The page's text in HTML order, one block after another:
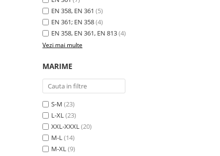
Veste de lucru
Industria alimentara
Pantaloni de lucru
Pantaloni de lucru in talie
Pentru sudura
Pantaloni de protectie
Pentru copii
Pantaloni de lucru cu pieptar
EN 358, EN 361 (5)
EN 361; EN 358(4)
EN 358, EN 361, EN 813(4)
Vezi mai multe
MARIME
S-M (23)
L-XL(23)
XXL-XXXL(20)
M-L(14)
M-XL(9)